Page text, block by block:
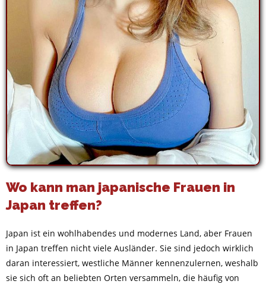
Wo kann man japanische Frauen in
Japan treffen?
Japan ist ein wohlhabendes und modernes Land, aber Frauen
in Japan treffen nicht viele Ausländer. Sie sind jedoch wirklich
daran interessiert, westliche Männer kennenzulernen, weshalb
sie sich oft an beliebten Orten versammeln, die häufig von